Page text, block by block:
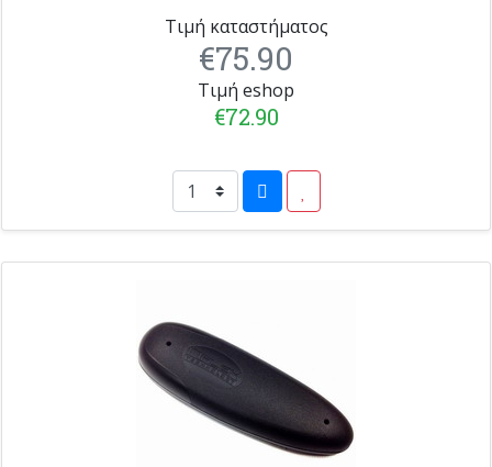
Τιμή καταστήματος
€75.90
Τιμή eshop
€72.90